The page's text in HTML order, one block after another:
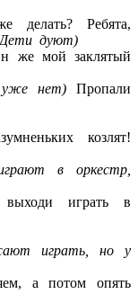
делать? Ребята,
дуют)
же мой заклятый
уже нет)Пропали
козлят!
в оркестр,
играть в
играть, но у
а потом опять